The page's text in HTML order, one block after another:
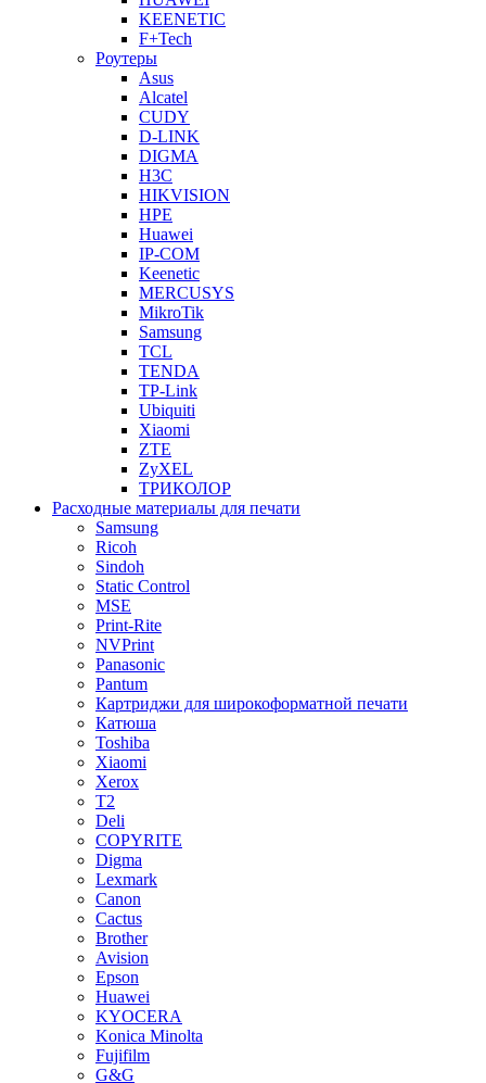
KEENETIC
F+Tech
Роутеры
Asus
Alcatel
CUDY
D-LINK
DIGMA
H3C
HIKVISION
HPE
Huawei
IP-COM
Keenetic
MERCUSYS
MikroTik
Samsung
TCL
TENDA
TP-Link
Ubiquiti
Xiaomi
ZTE
ZyXEL
ТРИКОЛОР
Расходные материалы для печати
Samsung
Ricoh
Sindoh
Static Control
MSE
Print-Rite
NVPrint
Panasonic
Pantum
Картриджи для широкоформатной печати
Катюша
Toshiba
Xiaomi
Xerox
T2
Deli
COPYRITE
Digma
Lexmark
Canon
Cactus
Brother
Avision
Epson
Huawei
KYOCERA
Konica Minolta
Fujifilm
G&G